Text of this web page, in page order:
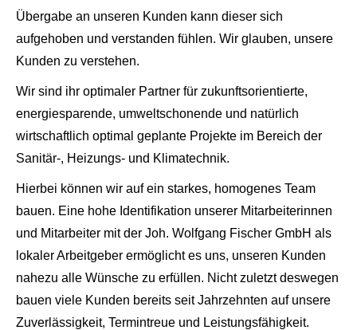
Übergabe an unseren Kunden kann dieser sich
aufgehoben und verstanden fühlen. Wir glauben, unsere
Kunden zu verstehen.
Wir sind ihr optimaler Partner für zukunftsorientierte,
energiesparende, umweltschonende und natürlich
wirtschaftlich optimal geplante Projekte im Bereich der
Sanitär-, Heizungs- und Klimatechnik.
Hierbei können wir auf ein starkes, homogenes Team
bauen. Eine hohe Identifikation unserer Mitarbeiterinnen
und Mitarbeiter mit der Joh. Wolfgang Fischer GmbH als
lokaler Arbeitgeber ermöglicht es uns, unseren Kunden
nahezu alle Wünsche zu erfüllen. Nicht zuletzt deswegen
bauen viele Kunden bereits seit Jahrzehnten auf unsere
Zuverlässigkeit, Termintreue und Leistungsfähigkeit.